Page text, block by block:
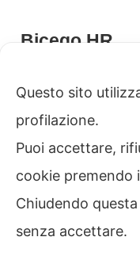
Bicego HR
R.E.A. n. 218138 -
Autorizzazione
Home
Bicego HR
Servizi alle Aziende
Questo sito
profilazione.
Puoi accettare,
cookie premendo
Chiudendo
senza accettare.